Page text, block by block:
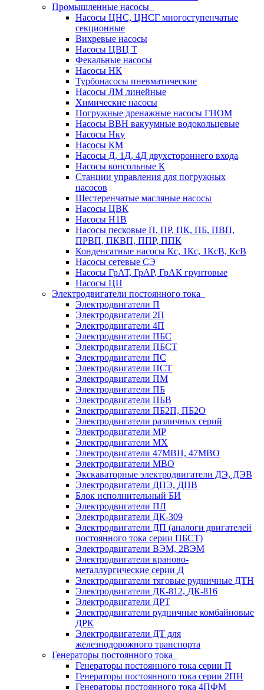
Промышленные насосы
Насосы ЦНС, ЦНСГ многоступенчатые
секционные
Вихревые насосы
Насосы ЦВЦ Т
Фекальные насосы
Насосы НК
Турбонасосы пневматические
Насосы ЛМ линейные
Химические насосы
Погружные дренажные насосы ГНОМ
Насосы ВВН вакуумные водокольцевые
Насосы Нку
Насосы КМ
Насосы Д, 1Д, 4Д двухстороннего входа
Насосы консольные К
Станции управления для погружных
насосов
Шестеренчатые масляные насосы
Насосы ЦВК
Насосы Н1В
Насосы песковые П, ПР, ПК, ПБ, ПВП,
ПРВП, ПКВП, ППР, ППК
Конденсатные насосы Кс, 1Кс, 1КсВ, КсВ
Насосы сетевые СЭ
Насосы ГрАТ, ГрАР, ГрАК грунтовые
Насосы ЦН
Электродвигатели постоянного тока
Электродвигатели П
Электродвигатели 2П
Электродвигатели 4П
Электродвигатели ПБС
Электродвигатели ПБСТ
Электродвигатели ПС
Электродвигатели ПСТ
Электродвигатели ПМ
Электродвигатели ПБ
Электродвигатели ПБВ
Электродвигатели ПБ2П, ПБ2О
Электродвигатели различных серий
Электродвигатели МР
Электродвигатели MX
Электродвигатели 47MBH, 47МВО
Электродвигатели MBO
Экскаваторные электродвигатели ДЭ, ДЭВ
Электродвигатели ДПЭ, ДПВ
Блок исполнительный БИ
Электродвигатели ПЛ
Электродвигатели ДК-309
Электродвигатели ДП (аналоги двигателей
постоянного тока серии ПБСТ)
Электродвигатели ВЭМ, 2ВЭМ
Электродвигатели краново-
металлургические серии Д
Электродвигатели тяговые рудничные ДТН
Электродвигатели ДК-812, ДК-816
Электродвигатели ДРТ
Электродвигатели рудничные комбайновые
ДРК
Электродвигатели ДТ для
железнодорожного транспорта
Генераторы постоянного тока
Генераторы постоянного тока серии П
Генераторы постоянного тока серии 2ПН
Генераторы постоянного тока 4ПФМ